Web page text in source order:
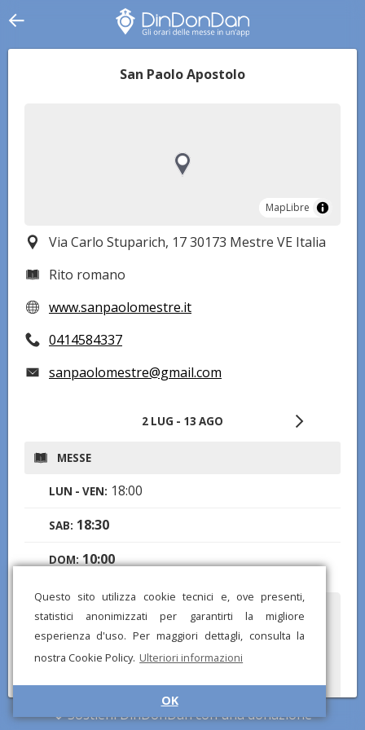
Questo sito utilizza cookie tecnici e, ove presenti,
statistici anonimizzati per garantirti la migliore
esperienza d'uso. Per maggiori dettagli, consulta la
nostra Cookie Policy. Ulteriori informazioni
OK
San Paolo Apostolo
MapLibre
MapLibre
Via Carlo Stuparich, 17 30173 Mestre VE Italia
Rito romano
www.sanpaolomestre.it
0414584337
sanpaolomestre@gmail.com
2 LUG - 13 AGO
MESSE
LUN - VEN: 18:00
SAB: 18:30
DOM: 10:00
Hai notato informazioni mancanti o errate? Scarica l'app di
Sostieni DinDonDan con una donazione